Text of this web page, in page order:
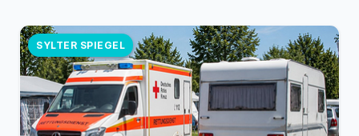
SYLTER SPIEGEL